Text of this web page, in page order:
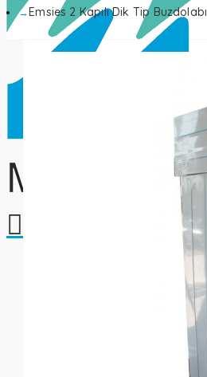
Emsies 2 Kapılı Dik Tip Buzdolabı